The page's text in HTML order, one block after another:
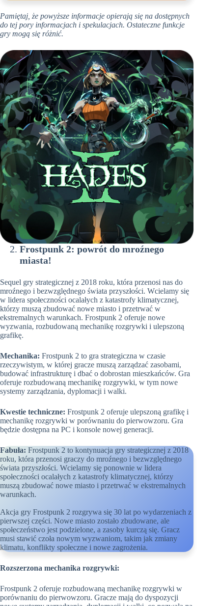
Pamiętaj, że powyższe informacje opierają się na dostępnych
do tej pory informacjach i spekulacjach. Ostateczne funkcje
gry mogą się różnić.
Frostpunk 2: powrót do mroźnego
miasta!
Sequel gry strategicznej z 2018 roku, która przenosi nas do
mroźnego i bezwzględnego świata przyszłości. Wcielamy się
w lidera społeczności ocalałych z katastrofy klimatycznej,
którzy muszą zbudować nowe miasto i przetrwać w
ekstremalnych warunkach. Frostpunk 2 oferuje nowe
wyzwania, rozbudowaną mechanikę rozgrywki i ulepszoną
grafikę.
Mechanika: Frostpunk 2 to gra strategiczna w czasie
rzeczywistym, w której gracze muszą zarządzać zasobami,
budować infrastrukturę i dbać o dobrostan mieszkańców. Gra
oferuje rozbudowaną mechanikę rozgrywki, w tym nowe
systemy zarządzania, dyplomacji i walki.
Kwestie techniczne: Frostpunk 2 oferuje ulepszoną grafikę i
mechanikę rozgrywki w porównaniu do pierwowzoru. Gra
będzie dostępna na PC i konsole nowej generacji.
Fabuła: Frostpunk 2 to kontynuacja gry strategicznej z 2018
roku, która przenosi graczy do mroźnego i bezwzględnego
świata przyszłości. Wcielamy się ponownie w lidera
społeczności ocalałych z katastrofy klimatycznej, którzy
muszą zbudować nowe miasto i przetrwać w ekstremalnych
warunkach.
Akcja gry Frostpunk 2 rozgrywa się 30 lat po wydarzeniach z
pierwszej części. Nowe miasto zostało zbudowane, ale
społeczeństwo jest podzielone, a zasoby kurczą się. Gracz
musi stawić czoła nowym wyzwaniom, takim jak zmiany
klimatu, konflikty społeczne i nowe zagrożenia.
Rozszerzona mechanika rozgrywki:
Frostpunk 2 oferuje rozbudowaną mechanikę rozgrywki w
porównaniu do pierwowzoru. Gracze mają do dyspozycji